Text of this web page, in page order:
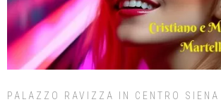
PALAZZO RAVIZZA IN CENTRO SIENA